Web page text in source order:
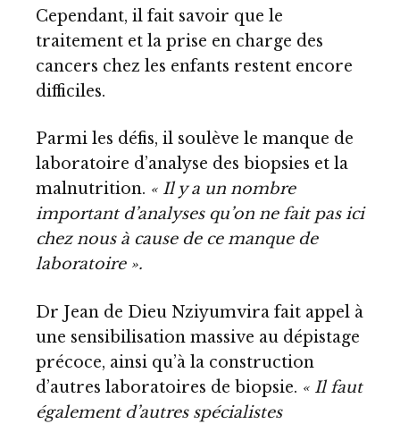
Cependant, il fait savoir que le
traitement et la prise en charge des
cancers chez les enfants restent encore
difficiles.
Parmi les défis, il soulève le manque de
laboratoire d’analyse des biopsies et la
malnutrition. « Il y a un nombre
important d’analyses qu’on ne fait pas ici
chez nous à cause de ce manque de
laboratoire ».
Dr Jean de Dieu Nziyumvira fait appel à
une sensibilisation massive au dépistage
précoce, ainsi qu’à la construction
d’autres laboratoires de biopsie. « Il faut
également d’autres spécialistes